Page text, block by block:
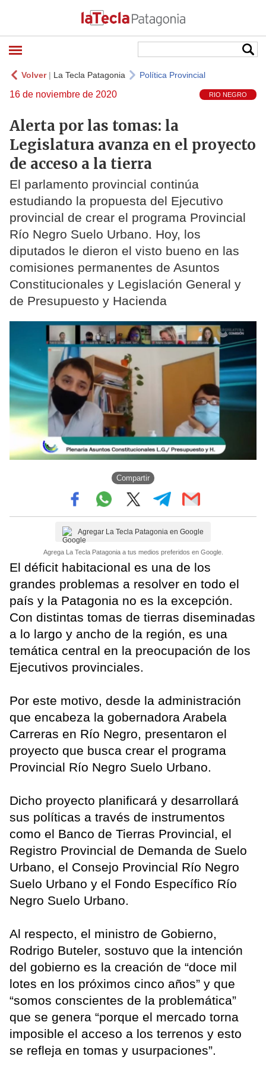
Volver| La Tecla Patagonia Política Provincial
16 de noviembre de 2020 RIO NEGRO
Alerta por las tomas: la
Legislatura avanza en el proyecto
de acceso a la tierra
El parlamento provincial continúa
estudiando la propuesta del Ejecutivo
provincial de crear el programa Provincial
Río Negro Suelo Urbano. Hoy, los
diputados le dieron el visto bueno en las
comisiones permanentes de Asuntos
Constitucionales y Legislación General y
de Presupuesto y Hacienda
Compartir
Agregar La Tecla Patagonia en Google
Agrega La Tecla Patagonia a tus medios preferidos en Google.
El déficit habitacional es una de los
grandes problemas a resolver en todo el
país y la Patagonia no es la excepción.
Con distintas tomas de tierras diseminadas
a lo largo y ancho de la región, es una
temática central en la preocupación de los
Ejecutivos provinciales.
Por este motivo, desde la administración
que encabeza la gobernadora Arabela
Carreras en Río Negro, presentaron el
proyecto que busca crear el programa
Provincial Río Negro Suelo Urbano.
Dicho proyecto planificará y desarrollará
sus políticas a través de instrumentos
como el Banco de Tierras Provincial, el
Registro Provincial de Demanda de Suelo
Urbano, el Consejo Provincial Río Negro
Suelo Urbano y el Fondo Específico Río
Negro Suelo Urbano.
Al respecto, el ministro de Gobierno,
Rodrigo Buteler, sostuvo que la intención
del gobierno es la creación de “doce mil
lotes en los próximos cinco años” y que
“somos conscientes de la problemática”
que se genera “porque el mercado torna
imposible el acceso a los terrenos y esto
se refleja en tomas y usurpaciones”.